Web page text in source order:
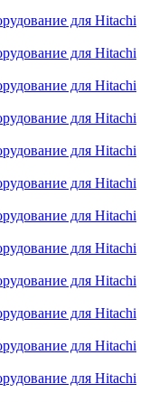
для Hitachi
для Hitachi
для Hitachi
для Hitachi
для Hitachi
для Hitachi
для Hitachi
для Hitachi
для Hitachi
для Hitachi
для Hitachi
для Hitachi